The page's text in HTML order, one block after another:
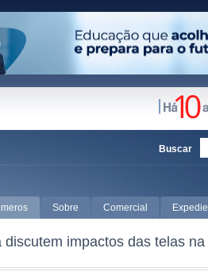
Buscar
Sobre Comercial
impactos das telas na